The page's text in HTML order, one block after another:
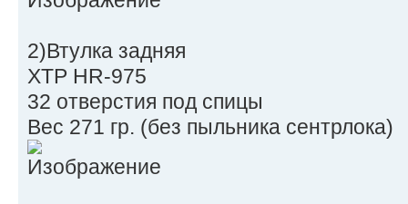
2)Втулка задняя
ХТР HR-975
32 отверстия под спицы
Вес 271 гр. (без пыльника сентрлока)